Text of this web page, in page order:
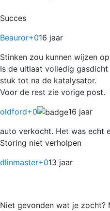
Succes
Beauror+016 jaar
Stinken zou kunnen wijzen
Is de uitlaat volledig
stuk tot na de katalysator.
Voor de rest zie vorige post.
oldford+0
16 jaar
auto verkocht. Het was echt
Storing niet verholpen
dlinmaster+013 jaar
Niet gevonden wat je zocht?